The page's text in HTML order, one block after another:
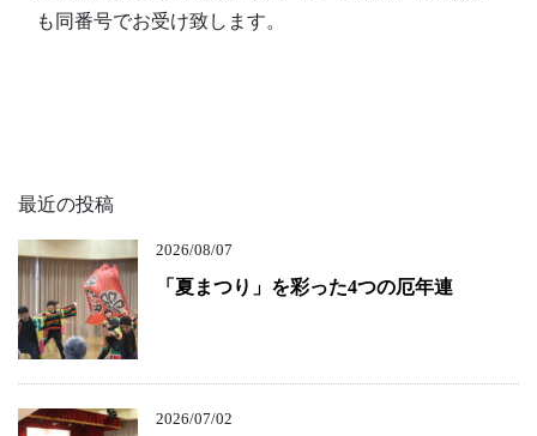
も同番号でお受け致します。
最近の投稿
2026/08/07
「夏まつり」を彩った4つの厄年連
2026/07/02